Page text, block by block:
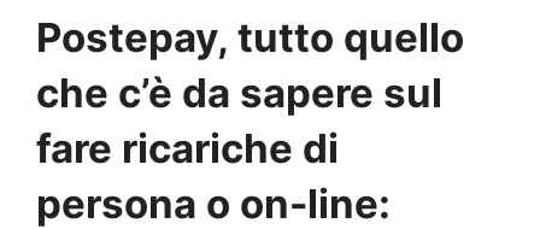
Postepay, tutto quello
che c’è da sapere sul
fare ricariche di
persona o on-line: